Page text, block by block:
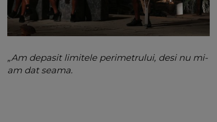
„Am depasit limitele perimetrului, desi nu mi-
am dat seama.